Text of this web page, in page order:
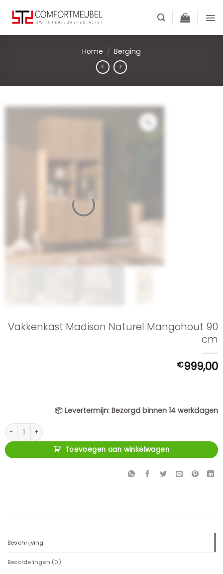
content
Home / Berging
Vakkenkast Madison Naturel Mangohout 90
cm
€999,00
📦 Levertermijn: Bezorgd binnen 14 werkdagen
Vakkenkast Madison Naturel Mangohout 90 cm aantal
Toevoegen aan winkelwagen
Beschrijving
Beoordelingen (0)